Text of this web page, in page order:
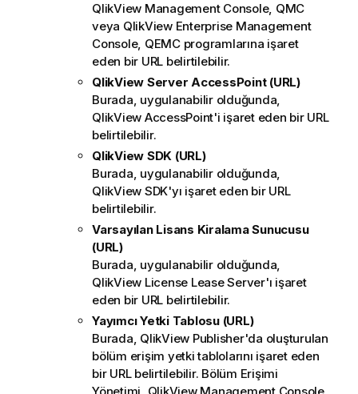
QlikView Management Console, QMC
veya QlikView Enterprise Management
Console, QEMC programlarına işaret
eden bir URL belirtilebilir.
QlikView Server AccessPoint (URL)
Burada, uygulanabilir olduğunda,
QlikView AccessPoint'i işaret eden bir URL
belirtilebilir.
QlikView SDK (URL)
Burada, uygulanabilir olduğunda,
QlikView SDK'yı işaret eden bir URL
belirtilebilir.
Varsayılan Lisans Kiralama Sunucusu
(URL)
Burada, uygulanabilir olduğunda,
QlikView License Lease Server'ı işaret
eden bir URL belirtilebilir.
Yayımcı Yetki Tablosu (URL)
Burada, QlikView Publisher'da oluşturulan
bölüm erişim yetki tablolarını işaret eden
bir URL belirtilebilir. Bölüm Erişimi